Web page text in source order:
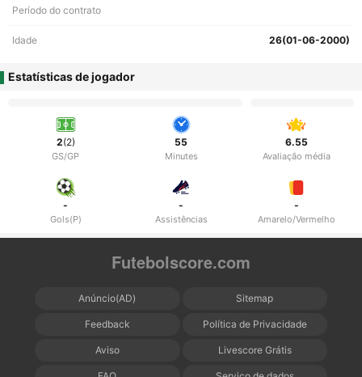
Período do contrato
Idade 26(01-06-2000)
Estatísticas de jogador
2(2)
GS/GP
55
Minutes
6.55
Avaliação média
-
Gols(P)
-
Assistências
-
Amarelo/Vermelho
Futebolscore.com
Anúncio(AD) Sitemap
Feedback Política de Privacidade
Aviso Livescore Grátis